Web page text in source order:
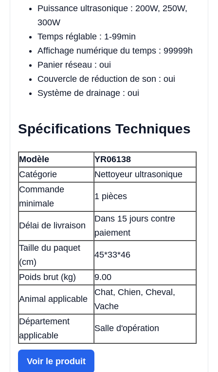
Puissance ultrasonique : 200W, 250W,
300W
Temps réglable : 1-99min
Affichage numérique du temps : 99999h
Panier réseau : oui
Couvercle de réduction de son : oui
Système de drainage : oui
Spécifications Techniques
Modèle
YR06138
Catégorie
Nettoyeur ultrasonique
Commande
minimale
1 pièces
Délai de livraison
Dans 15 jours contre
paiement
Taille du paquet
(cm)
45*33*46
Poids brut (kg) 9.00
Animal applicable
Chat, Chien, Cheval,
Vache
Département
applicable
Salle d'opération
Voir le produit